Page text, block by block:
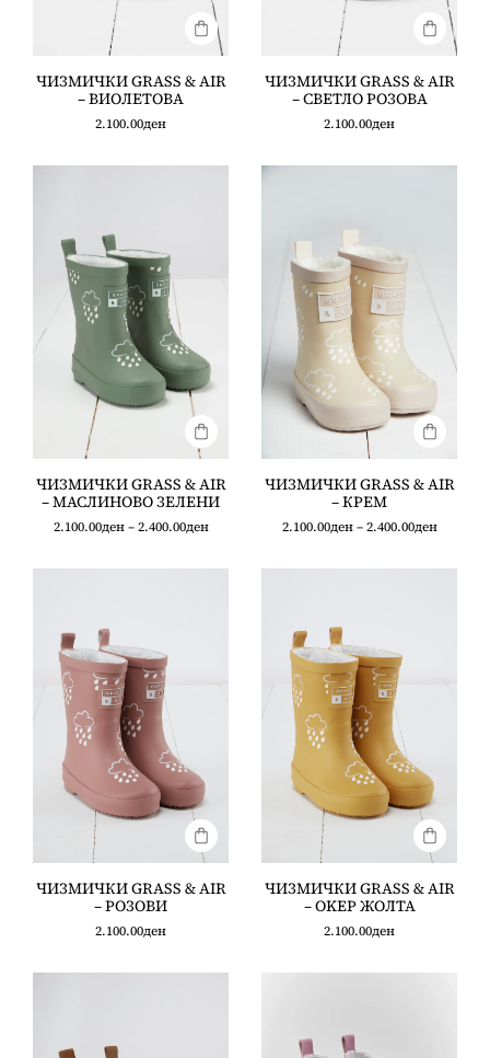
ЧИЗМИЧКИ GRASS & AIR
– ВИОЛЕТОВА
2.100.00ден
ЧИЗМИЧКИ GRASS & AIR
– СВЕТЛО РОЗОВА
2.100.00ден
ЧИЗМИЧКИ GRASS & AIR
– МАСЛИНОВО ЗЕЛЕНИ
2.100.00ден – 2.400.00ден
ЧИЗМИЧКИ GRASS & AIR
– КРЕМ
2.100.00ден – 2.400.00ден
ЧИЗМИЧКИ GRASS & AIR
– РОЗОВИ
2.100.00ден
ЧИЗМИЧКИ GRASS & AIR
– OKЕР ЖОЛТА
2.100.00ден